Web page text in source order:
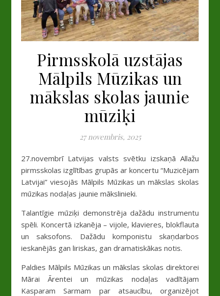
Pirmsskolā uzstājas
Mālpils Mūzikas un
mākslas skolas jaunie
mūziķi
27 novembris, 2025
27.novembrī Latvijas valsts svētku izskaņā Allažu
pirmsskolas izglītības grupās ar koncertu “Muzicējam
Latvijai” viesojās Mālpils Mūzikas un mākslas skolas
mūzikas nodaļas jaunie mākslinieki.
Talantīgie mūziķi demonstrēja dažādu instrumentu
spēli. Koncertā izkanēja – vijole, klavieres, blokflauta
un saksofons. Dažādu komponistu skaņdarbos
ieskanējās gan liriskas, gan dramatiskākas notis.
Paldies Mālpils Mūzikas un mākslas skolas direktorei
Mārai Ārentei un mūzikas nodaļas vadītājam
Kasparam Sarmam par atsaucību, organizējot